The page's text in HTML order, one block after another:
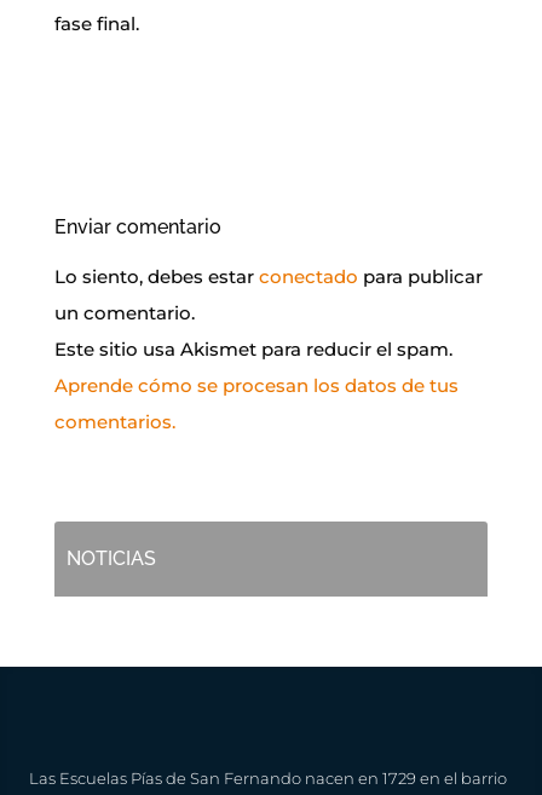
fase final.
Enviar comentario
Lo siento, debes estar conectado para publicar
un comentario.
Este sitio usa Akismet para reducir el spam.
Aprende cómo se procesan los datos de tus
comentarios.
NOTICIAS
Las Escuelas Pías de San Fernando nacen en 1729 en el barrio